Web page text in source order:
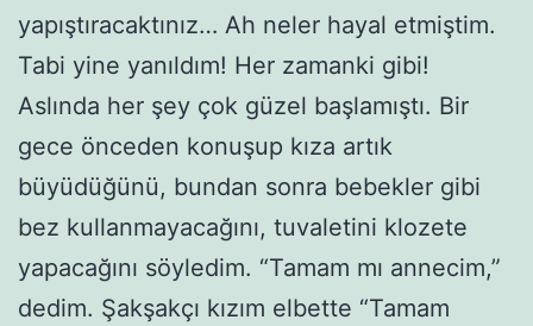
yapıştıracaktınız… Ah neler hayal etmiştim.
Tabi yine yanıldım! Her zamanki gibi!
Aslında her şey çok güzel başlamıştı. Bir
gece önceden konuşup kıza artık
büyüdüğünü, bundan sonra bebekler gibi
bez kullanmayacağını, tuvaletini klozete
yapacağını söyledim. “Tamam mı annecim,”
dedim. Şakşakçı kızım elbette “Tamam